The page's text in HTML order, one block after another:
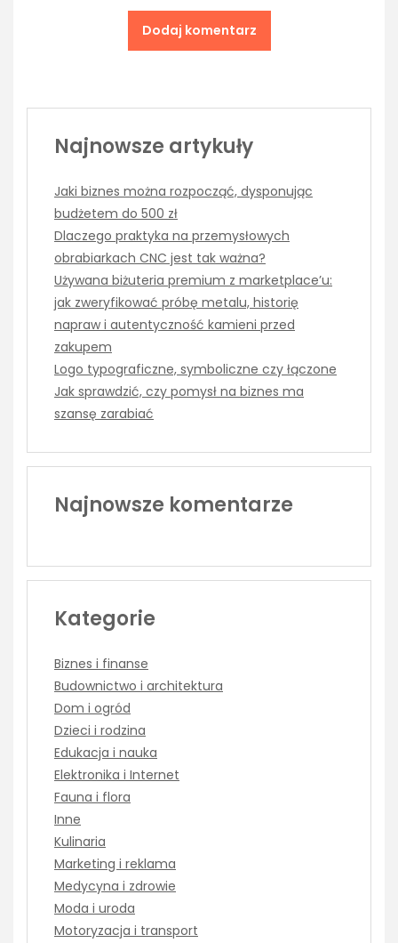
Najnowsze artykuły
Jaki biznes można rozpocząć, dysponując
budżetem do 500 zł
Dlaczego praktyka na przemysłowych
obrabiarkach CNC jest tak ważna?
Używana biżuteria premium z marketplace’u:
jak zweryfikować próbę metalu, historię
napraw i autentyczność kamieni przed
zakupem
Logo typograficzne, symboliczne czy łączone
Jak sprawdzić, czy pomysł na biznes ma
szansę zarabiać
Najnowsze komentarze
Kategorie
Biznes i finanse
Budownictwo i architektura
Dom i ogród
Dzieci i rodzina
Edukacja i nauka
Elektronika i Internet
Fauna i flora
Inne
Kulinaria
Marketing i reklama
Medycyna i zdrowie
Moda i uroda
Motoryzacja i transport